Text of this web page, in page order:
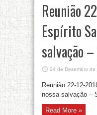
Reunião
Espírito
salvação
24 de Dezembro de
Reunião 22-12-
nossa salvação –
Read More »